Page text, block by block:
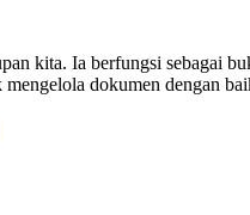
kita. Ia berfungsi sebagai
dokumen dengan